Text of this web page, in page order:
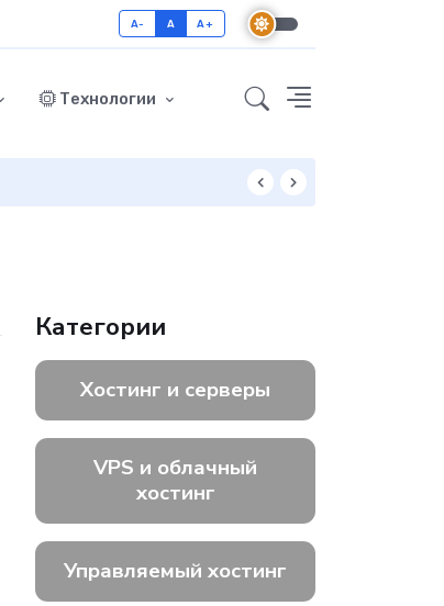
A- A A+
Технологии
Категории
Хостинг и серверы
VPS и облачный
хостинг
Управляемый хостинг